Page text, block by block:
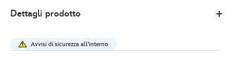
154.99
disney-
pixar-
Dettagli prodotto
Avvisi di sicurezza all'interno